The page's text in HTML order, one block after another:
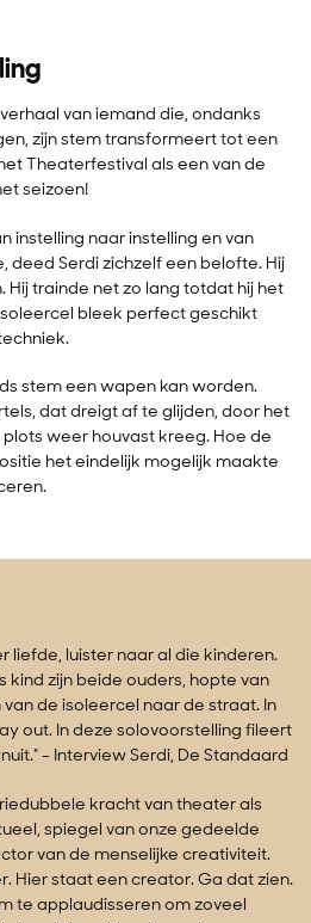
van iemand die, ondanks
zijn stem transformeert tot een
Theaterfestival als een van de
seizoen!
instelling naar instelling en van
deed Serdi zichzelf een belofte. Hij
Hij trainde net zo lang totdat hij het
bleek perfect geschikt
stem een wapen kan worden.
dat dreigt af te glijden, door het
weer houvast kreeg. Hoe de
het eindelijk mogelijk maakte
liefde, luister naar al die kinderen.
kind zijn beide ouders, hopte van
de isoleercel naar de straat. In
out. In deze solovoorstelling fileert
- Interview Serdi, De Standaard
kracht van theater als
spiegel van onze gedeelde
van de menselijke creativiteit.
Hier staat een creator. Ga dat zien.
te applaudisseren om zoveel